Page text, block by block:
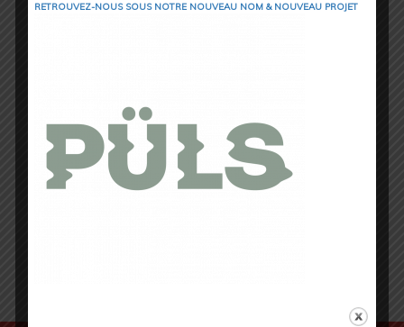
RETROUVEZ-NOUS SOUS NOTRE NOUVEAU NOM & NOUVEAU PROJET